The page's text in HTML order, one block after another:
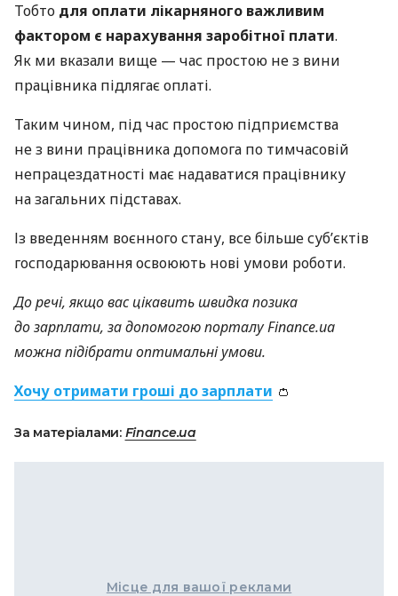
Тобто для оплати лікарняного важливим
фактором є нарахування заробітної плати.
Як ми вказали вище — час простою не з вини
працівника підлягає оплаті.
Таким чином, під час простою підприємства
не з вини працівника допомога по тимчасовій
непрацездатності має надаватися працівнику
на загальних підставах.
Із введенням воєнного стану, все більше суб’єктів
господарювання освоюють нові умови роботи.
До речі, якщо вас цікавить швидка позика
до зарплати, за допомогою порталу Finance.ua
можна підібрати оптимальні умови.
Хочу отримати гроші до зарплати 👛
За матеріалами: Finance.ua
Місце для вашої реклами